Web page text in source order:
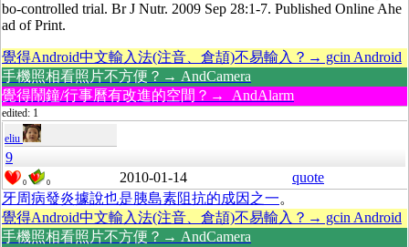
bo-controlled trial. Br J Nutr. 2009 Sep 28:1-7. Published Online Ahe
ad of Print.
覺得Android中文輸入法(注音、倉頡)不易輸入？→ gcin Android
手機照相看照片不方便？→ AndCamera
覺得鬧鐘/行事曆有改進的空間？→ AndAlarm
edited: 1
eliu
9
0 0 2010-01-14
quote
牙周病發炎據說也是胰島素阻抗的成因之一。
覺得Android中文輸入法(注音、倉頡)不易輸入？→ gcin Android
手機照相看照片不方便？→ AndCamera